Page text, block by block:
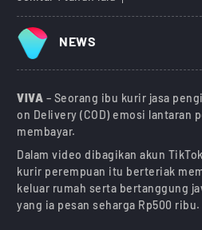
NEWS
VIVA – Seorang ibu kurir jasa
on Delivery (COD) emosi lantaran
membayar.
Dalam video dibagikan akun
kurir perempuan itu berteriak
keluar rumah serta bertanggung
yang ia pesan seharga Rp500 ribu.